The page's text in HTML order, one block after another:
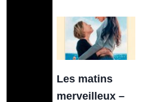
Les matins
merveilleux –